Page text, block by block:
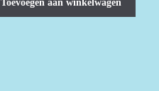
Toevoegen aan winkelwagen